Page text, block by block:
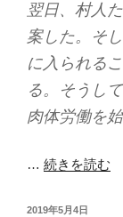
翌日、村人
案した。そ
に入られる
る。そうし
肉体労働を
… 続きを読む
投
2019年5月4日